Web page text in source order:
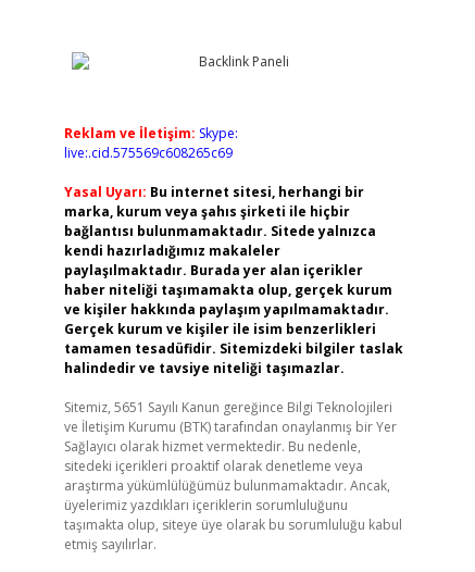
Reklam ve İletişim: Skype:
live:.cid.575569c608265c69
Yasal Uyarı: Bu internet sitesi, herhangi bir
marka, kurum veya şahıs şirketi ile hiçbir
bağlantısı bulunmamaktadır. Sitede yalnızca
kendi hazırladığımız makaleler
paylaşılmaktadır. Burada yer alan içerikler
haber niteliği taşımamakta olup, gerçek kurum
ve kişiler hakkında paylaşım yapılmamaktadır.
Gerçek kurum ve kişiler ile isim benzerlikleri
tamamen tesadüfidir. Sitemizdeki bilgiler taslak
halindedir ve tavsiye niteliği taşımazlar.
Sitemiz, 5651 Sayılı Kanun gereğince Bilgi Teknolojileri
ve İletişim Kurumu (BTK) tarafından onaylanmış bir Yer
Sağlayıcı olarak hizmet vermektedir. Bu nedenle,
sitedeki içerikleri proaktif olarak denetleme veya
araştırma yükümlülüğümüz bulunmamaktadır. Ancak,
üyelerimiz yazdıkları içeriklerin sorumluluğunu
taşımakta olup, siteye üye olarak bu sorumluluğu kabul
etmiş sayılırlar.